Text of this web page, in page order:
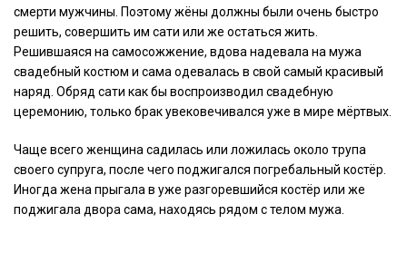
смерти мужчины. Поэтому жёны должны были очень быстро
решить, совершить им сати или же остаться жить.
Решившаяся на самосожжение, вдова надевала на мужа
свадебный костюм и сама одевалась в свой самый красивый
наряд. Обряд сати как бы воспроизводил свадебную
церемонию, только брак увековечивался уже в мире мёртвых.
Чаще всего женщина садилась или ложилась около трупа
своего супруга, после чего поджигался погребальный костёр.
Иногда жена прыгала в уже разгоревшийся костёр или же
поджигала двора сама, находясь рядом с телом мужа.